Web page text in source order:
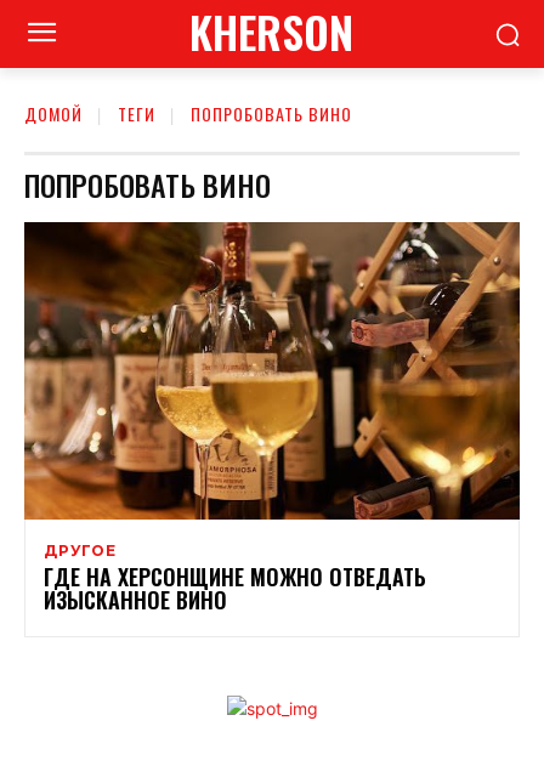
KHERSON
ДОМОЙ ТЕГИ ПОПРОБОВАТЬ ВИНО
ПОПРОБОВАТЬ ВИНО
ДРУГОЕ
ГДЕ НА ХЕРСОНЩИНЕ МОЖНО ОТВЕДАТЬ
ИЗЫСКАННОЕ ВИНО